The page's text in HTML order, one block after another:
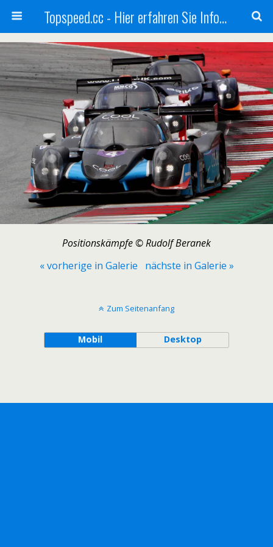
Topspeed.cc - Hier erfahren Sie Infos über die Rennsportszene mit Vollgas
Positionskämpfe © Rudolf Beranek
« vorherige in Galerie
nächste in Galerie »
Zum Seitenanfang
Mobil Desktop